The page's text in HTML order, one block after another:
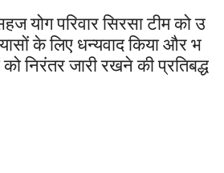
योगपरिवारसिरसाटीमकोउ
केलिए धन्यवादकियाऔरभ
कोनिरंतरजारीरखनेकीप्रतिबद्ध